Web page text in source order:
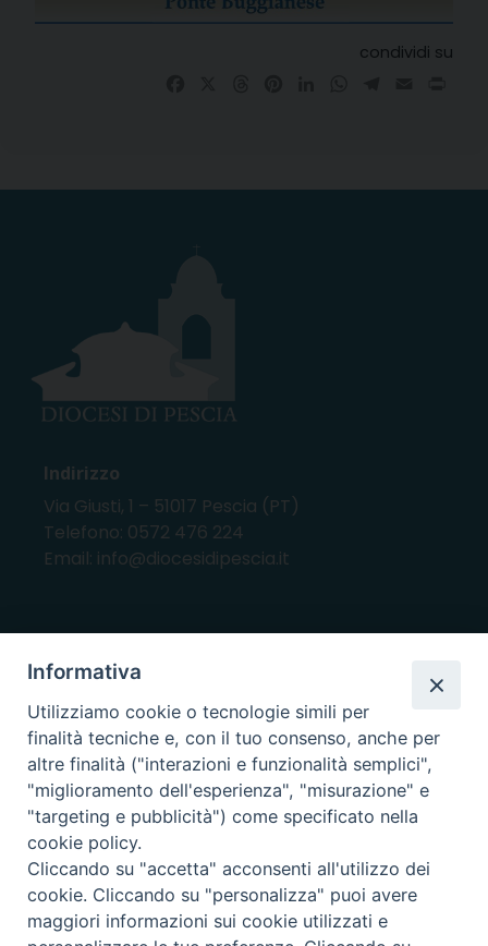
condividi su
Indirizzo
Via Giusti, 1 – 51017 Pescia (PT)
Telefono: 0572 476 224
Email: info@diocesidipescia.it
ORARI E GIORNI DI APERTURA
10.00 alle 12.00
UFFICI ECONOMATO E AMMINISTRAZIONE Lunedì e
Mercoledì, dalle 10.00 alle 12.30
UFFICIO BENI CULTURALI Lunedì, Mercoledì,
Venerdì, dalle 10.00 alle 12.30
i nostri social
Informativa
Utilizziamo cookie o tecnologie simili per
finalità tecniche e, con il tuo consenso, anche per
altre finalità ("interazioni e funzionalità semplici",
"miglioramento dell'esperienza", "misurazione" e
"targeting e pubblicità") come specificato nella
cookie policy.
Cliccando su "accetta" acconsenti all'utilizzo dei
cookie. Cliccando su "personalizza" puoi avere
maggiori informazioni sui cookie utilizzati e